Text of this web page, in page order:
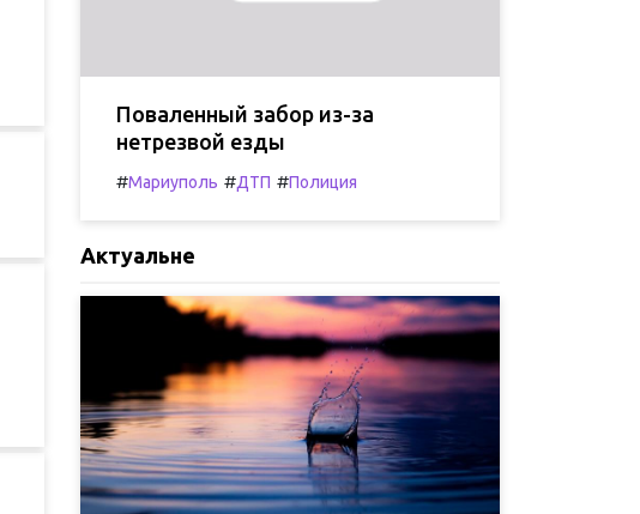
Поваленный забор из-за
нетрезвой езды
#Мариуполь #ДТП #Полиция
Актуальне